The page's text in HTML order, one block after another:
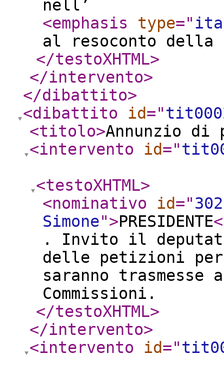
nell’
<emphasis
type="
al resoconto della
</testoXHTML>
</intervento>
</dibattito>
<dibattito
id="
<titolo>Annunzio
<intervento
id="
<testoXHTML>
<nominativo
id="
Simone">PRESIDENTE
. Invito il
delle petizioni
saranno
Commissioni.
</testoXHTML>
</intervento>
<intervento
id="